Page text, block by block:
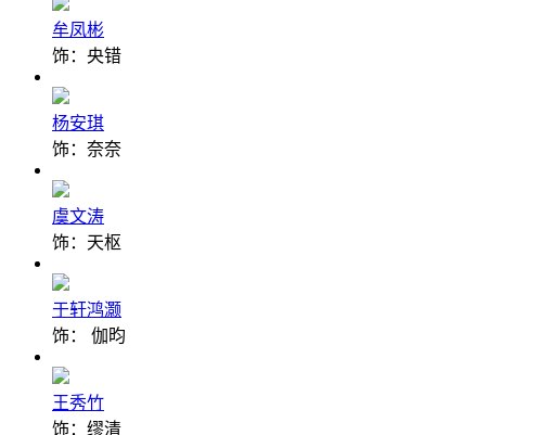
牟凤彬
饰：央错
杨安琪
饰：奈奈
虞文涛
饰：天枢
于轩鸿灏
饰： 伽昀
王秀竹
饰：缪清